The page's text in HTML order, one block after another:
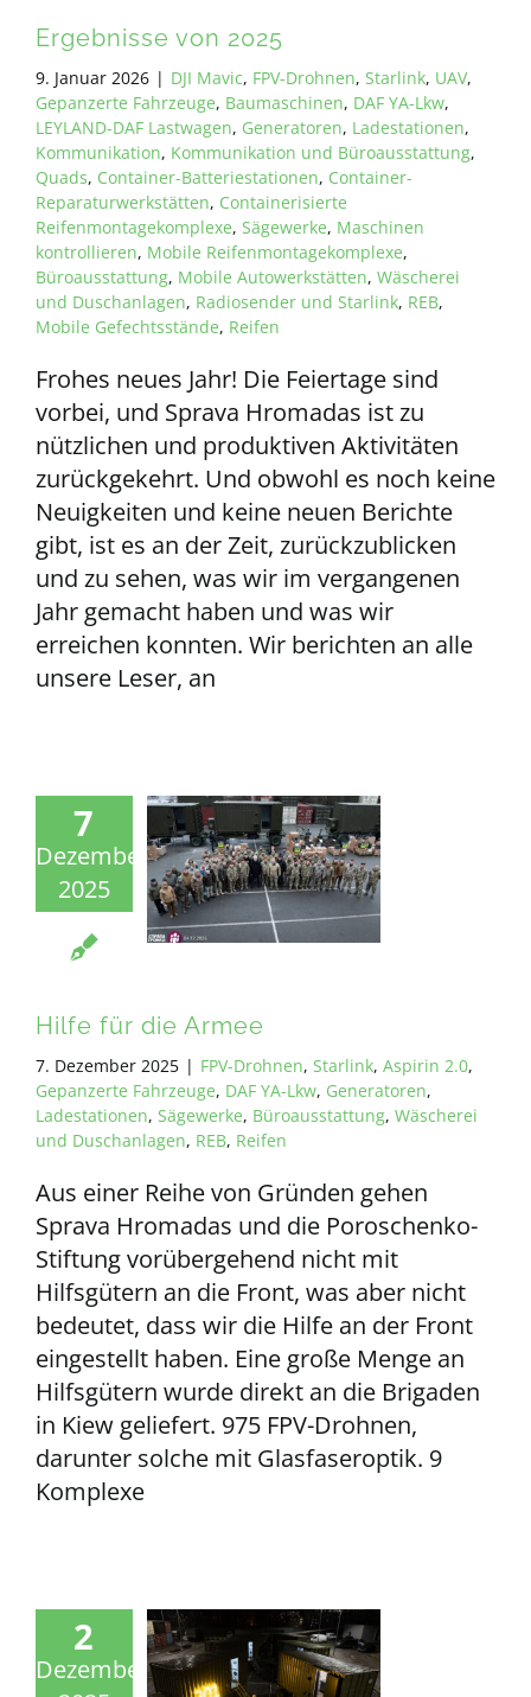
Ergebnisse von 2025
9. Januar 2026 | DJI Mavic, FPV-Drohnen, Starlink, UAV,
Gepanzerte Fahrzeuge, Baumaschinen, DAF YA-Lkw,
LEYLAND-DAF Lastwagen, Generatoren, Ladestationen,
Kommunikation, Kommunikation und Büroausstattung,
Quads, Container-Batteriestationen, Container-
Reparaturwerkstätten, Containerisierte
Reifenmontagekomplexe, Sägewerke, Maschinen
kontrollieren, Mobile Reifenmontagekomplexe,
Büroausstattung, Mobile Autowerkstätten, Wäscherei
und Duschanlagen, Radiosender und Starlink, REB,
Mobile Gefechtsstände, Reifen
Frohes neues Jahr! Die Feiertage sind
vorbei, und Sprava Hromadas ist zu
nützlichen und produktiven Aktivitäten
zurückgekehrt. Und obwohl es noch keine
Neuigkeiten und keine neuen Berichte
gibt, ist es an der Zeit, zurückzublicken
und zu sehen, was wir im vergangenen
Jahr gemacht haben und was wir
erreichen konnten. Wir berichten an alle
unsere Leser, an
7
Dezember
2025
Hilfe für die Armee
7. Dezember 2025 | FPV-Drohnen, Starlink, Aspirin 2.0,
Gepanzerte Fahrzeuge, DAF YA-Lkw, Generatoren,
Ladestationen, Sägewerke, Büroausstattung, Wäscherei
und Duschanlagen, REB, Reifen
Aus einer Reihe von Gründen gehen
Sprava Hromadas und die Poroschenko-
Stiftung vorübergehend nicht mit
Hilfsgütern an die Front, was aber nicht
bedeutet, dass wir die Hilfe an der Front
eingestellt haben. Eine große Menge an
Hilfsgütern wurde direkt an die Brigaden
in Kiew geliefert. 975 FPV-Drohnen,
darunter solche mit Glasfaseroptik. 9
Komplexe
2
Dezember